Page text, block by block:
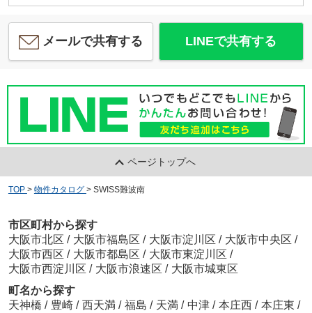
メールで共有する LINEで共有する
ページトップへ
TOP > 物件カタログ > SWISS難波南
市区町村から探す
大阪市北区 / 大阪市福島区 / 大阪市淀川区 / 大阪市中央区 /
大阪市西区 / 大阪市都島区 / 大阪市東淀川区 /
大阪市西淀川区 / 大阪市浪速区 / 大阪市城東区
町名から探す
天神橋 / 豊崎 / 西天満 / 福島 / 天満 / 中津 / 本庄西 / 本庄東 /